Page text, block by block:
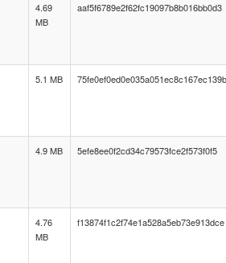
4.69
MB
aaf5f6789e2f62fc19097b8b016bb0d3
5.1 MB 75fe0ef0ed0e035a051ec8c167ec139b
4.9 MB 5efe8ee0f2cd34c79573fce2f573f0f5
4.76
MB
f13874f1c2f74e1a528a5eb73e913dce